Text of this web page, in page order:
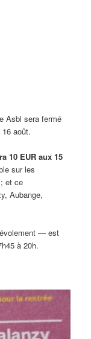
Asbl sera fermé
août.
10 EUR aux 15
sur les
et ce
Aubange,
— est
à 20h.